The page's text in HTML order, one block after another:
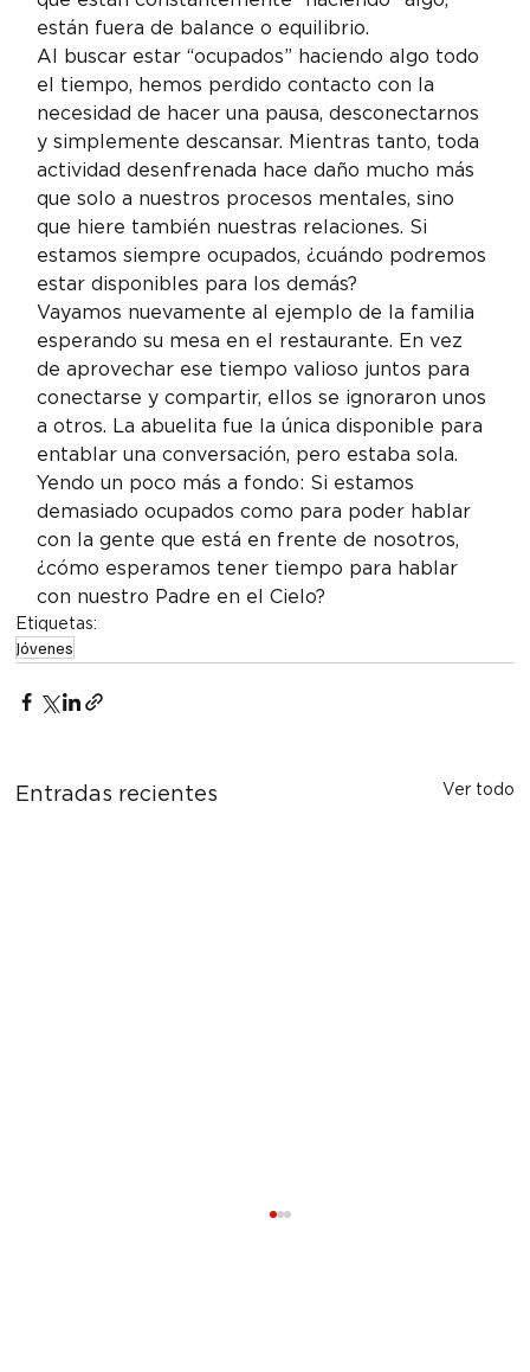
están fuera de balance o equilibrio.
Al buscar estar “ocupados” haciendo algo todo
el tiempo, hemos perdido contacto con la
necesidad de hacer una pausa, desconectarnos
y simplemente descansar. Mientras tanto, toda
actividad desenfrenada hace daño mucho más
que solo a nuestros procesos mentales, sino
que hiere también nuestras relaciones. Si
estamos siempre ocupados, ¿cuándo podremos
estar disponibles para los demás?
Vayamos nuevamente al ejemplo de la familia
esperando su mesa en el restaurante. En vez
de aprovechar ese tiempo valioso juntos para
conectarse y compartir, ellos se ignoraron unos
a otros. La abuelita fue la única disponible para
entablar una conversación, pero estaba sola.
Yendo un poco más a fondo: Si estamos
demasiado ocupados como para poder hablar
con la gente que está en frente de nosotros,
¿cómo esperamos tener tiempo para hablar
con nuestro Padre en el Cielo?
Etiquetas:
Jóvenes
Entradas recientes Ver todo